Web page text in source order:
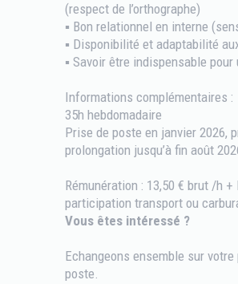
(respect de l’orthographe)
▪ Bon relationnel en interne
▪ Disponibilité et adaptabilité
▪ Savoir être indispensable
Informations complémentaires :
35h hebdomadaire
Prise de poste en janvier 2026,
prolongation jusqu’à fin août
Rémunération : 13,50 € brut /h
participation transport ou
Vous êtes intéressé ?
Echangeons ensemble sur
poste.